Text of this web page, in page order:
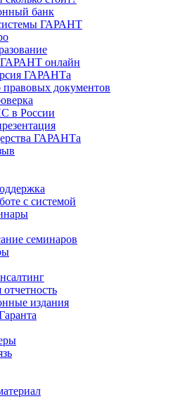
банк
ГАРАНТ
онлайн
ГАРАНТа
правовых документов
в России
ГАРАНТа
с системой
семинаров
издания